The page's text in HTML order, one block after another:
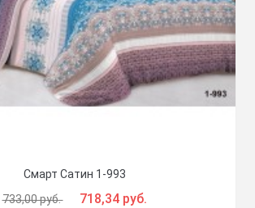
Смарт Сатин 1-993
733,00 руб.
718,34 руб.